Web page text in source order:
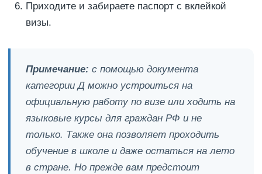
Приходите и забираете паспорт с вклейкой
визы.
Примечание: с помощью документа
категории Д можно устроиться на
официальную работу по визе или ходить на
языковые курсы для граждан РФ и не
только. Также она позволяет проходить
обучение в школе и даже остаться на лето
в стране. Но прежде вам предстоит